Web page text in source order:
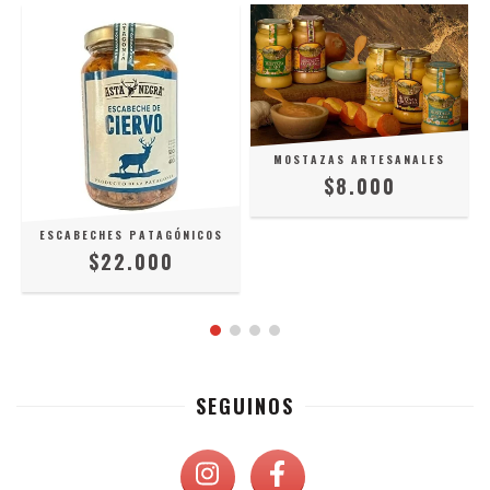
ESCABECHES PATAGÓNICOS
$22.000
MOSTAZAS ARTESANALES
$8.000
SEGUINOS